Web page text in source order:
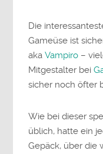
Die
Gameüse ist
akaVampiro –
Mitgestalter bei
sicher noch öfter
Wie bei dieser
üblich, hatte ein
Gepäck, über die